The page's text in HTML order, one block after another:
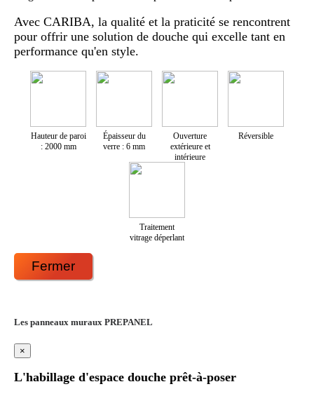
Avec CARIBA, la qualité et la praticité se rencontrent
pour offrir une solution de douche qui excelle tant en
performance qu'en style.
Hauteur de paroi
: 2000 mm
Épaisseur du
verre : 6 mm
Ouverture
extérieure et
intérieure
Réversible
Traitement
vitrage déperlant
Fermer
Les panneaux muraux PREPANEL
×
L'habillage d'espace douche prêt-à-poser